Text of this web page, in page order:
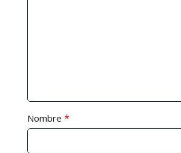
Nombre *